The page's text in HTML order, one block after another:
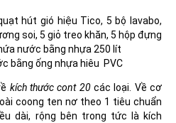
hút gió hiệu Tico, 5 bộ lavabo,
soi, 5 giỏ treo khăn, 5 hộp đựng
nước bằng nhựa 250 lít
bằng ống nhựa hiêu PVC
kích thước cont 20các loại. Về cơ
coong ten nơ theo 1 tiêu chuẩn
dài, rộng bên trong tức là kích